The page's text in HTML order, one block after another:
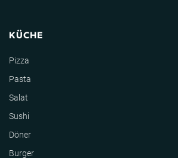
KÜCHE
Pizza
Pasta
Salat
Sushi
Döner
Burger